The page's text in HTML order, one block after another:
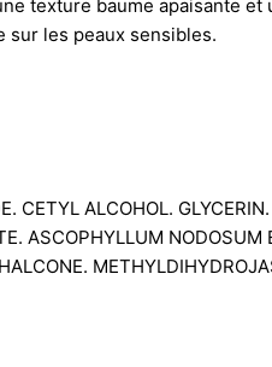
texture baume apaisante et
sur les peaux sensibles.
CETYL ALCOHOL.
ASCOPHYLLUM NODOSUM